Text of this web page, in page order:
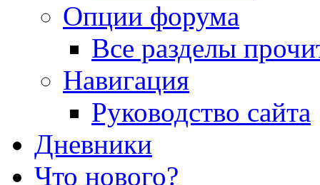
Опции форума
Все разделы
Навигация
Руководство сайта
Дневники
Что нового?